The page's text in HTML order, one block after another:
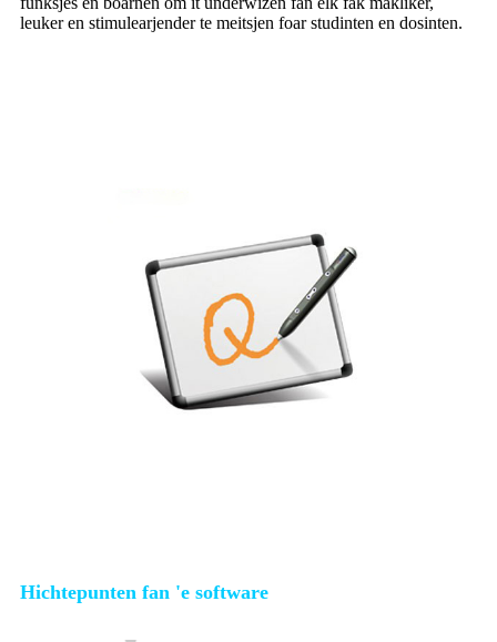
leuker en stimulearjender te meitsjen foar studinten en dosinten.
Hichtepunten fan 'e software